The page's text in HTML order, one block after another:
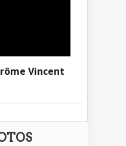
Vincent